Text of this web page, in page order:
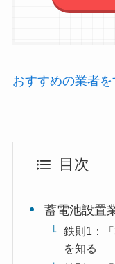
おすすめの業者
目次
蓄電池設置
鉄則1：
を知る